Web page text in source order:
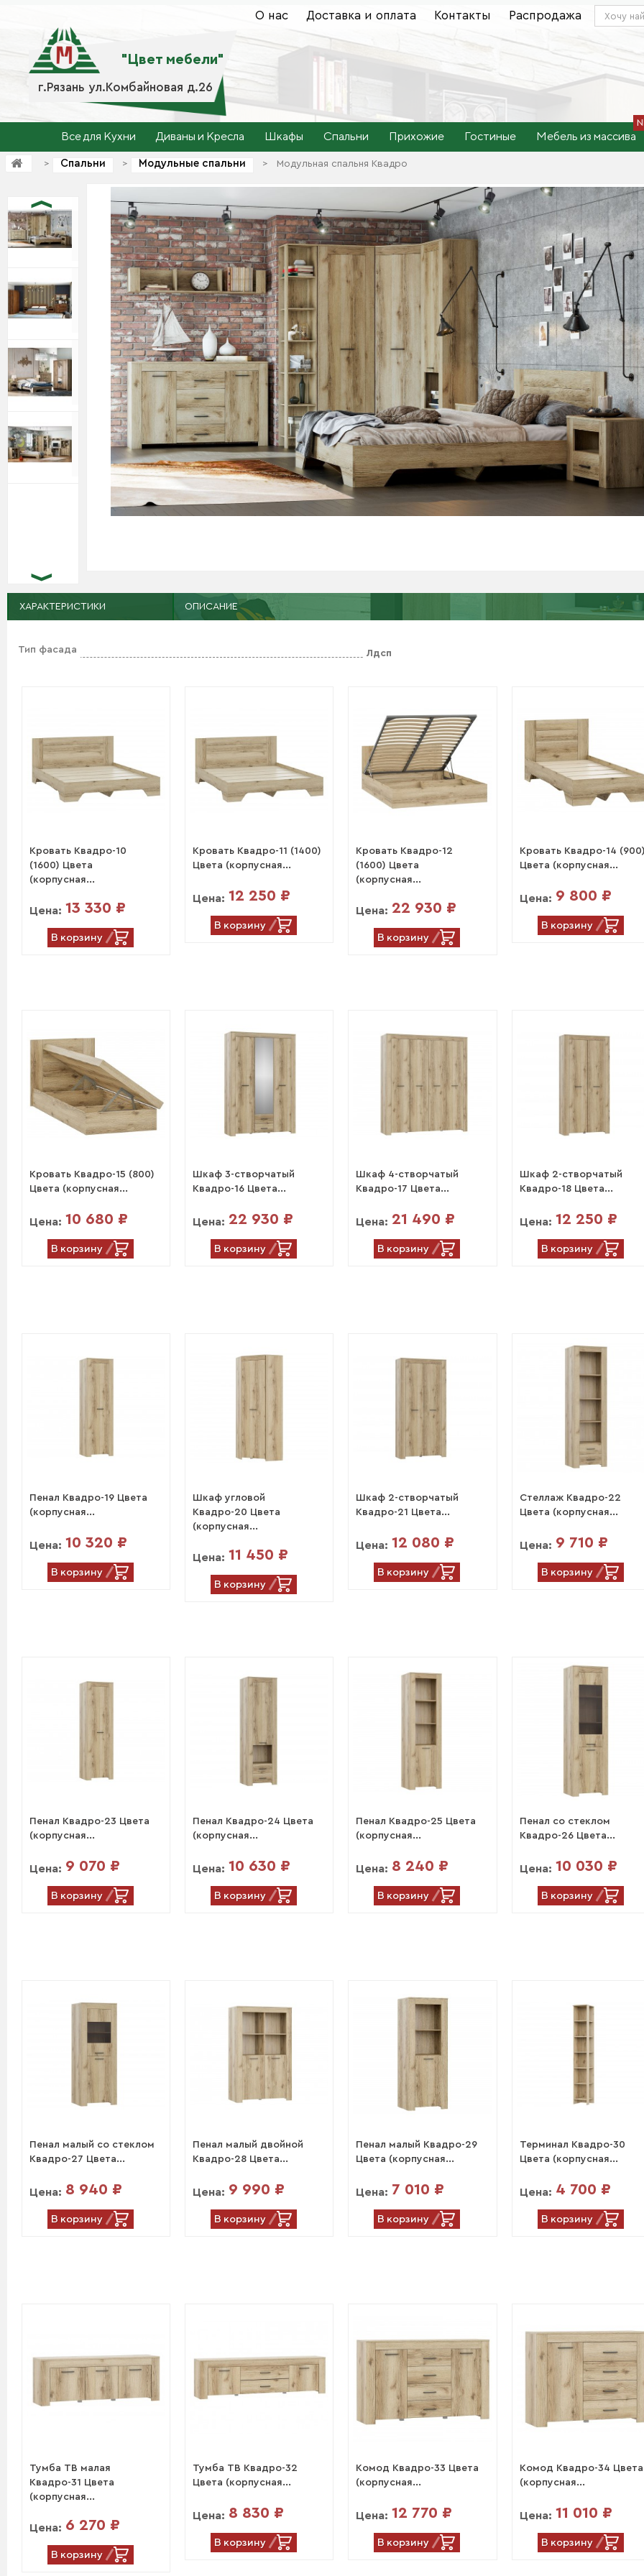
г.Рязань ул.Комбайновая д.26
"Цвет мебели"
О нас Доставка и оплата Контакты Распродажа
Все для Кухни Диваны и Кресла Шкафы Спальни Прихожие Гостиные Мебель из массива
> Спальни > Модульные спальни > Модульная спальня Квадро
ХАРАКТЕРИСТИКИ ОПИСАНИЕ
Тип фасада Лдсп
Кровать Квадро-10
(1600) Цвета
(корпусная...
Цена: 13 330 ₽
В корзину
Кровать Квадро-11 (1400)
Цвета (корпусная...
Цена: 12 250 ₽
В корзину
Кровать Квадро-12
(1600) Цвета
(корпусная...
Цена: 22 930 ₽
В корзину
Кровать Квадро-14
Цвета (корпусная...
Цена: 9 800 ₽
В корзину
Кровать Квадро-15 (800)
Цвета (корпусная...
Цена: 10 680 ₽
В корзину
Шкаф 3-створчатый
Квадро-16 Цвета...
Цена: 22 930 ₽
В корзину
Шкаф 4-створчатый
Квадро-17 Цвета...
Цена: 21 490 ₽
В корзину
Шкаф 2-створчатый
Квадро-18 Цвета...
Цена: 12 250 ₽
В корзину
Пенал Квадро-19 Цвета
(корпусная...
Цена: 10 320 ₽
В корзину
Шкаф угловой
Квадро-20 Цвета
(корпусная...
Цена: 11 450 ₽
В корзину
Шкаф 2-створчатый
Квадро-21 Цвета...
Цена: 12 080 ₽
В корзину
Стеллаж Квадро-22
Цвета (корпусная...
Цена: 9 710 ₽
В корзину
Пенал Квадро-23 Цвета
(корпусная...
Цена: 9 070 ₽
В корзину
Пенал Квадро-24 Цвета
(корпусная...
Цена: 10 630 ₽
В корзину
Пенал Квадро-25 Цвета
(корпусная...
Цена: 8 240 ₽
В корзину
Пенал со стеклом
Квадро-26 Цвета...
Цена: 10 030 ₽
В корзину
Пенал малый со стеклом
Квадро-27 Цвета...
Цена: 8 940 ₽
В корзину
Пенал малый двойной
Квадро-28 Цвета...
Цена: 9 990 ₽
В корзину
Пенал малый Квадро-29
Цвета (корпусная...
Цена: 7 010 ₽
В корзину
Терминал Квадро-30
Цвета (корпусная...
Цена: 4 700 ₽
В корзину
Тумба ТВ малая
Квадро-31 Цвета
(корпусная...
Цена: 6 270 ₽
В корзину
Тумба ТВ Квадро-32
Цвета (корпусная...
Цена: 8 830 ₽
В корзину
Комод Квадро-33 Цвета
(корпусная...
Цена: 12 770 ₽
В корзину
Комод Квадро-34 Цвета
(корпусная...
Цена: 11 010 ₽
В корзину